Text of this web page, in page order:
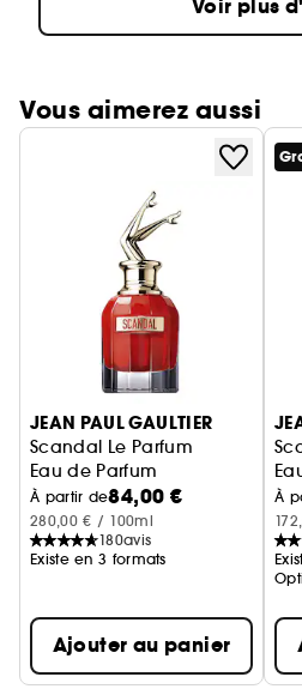
Voir plus
Vous aimerez aussi
Ignorer le carrousel produits
JEAN PAUL GAULTIER
Scandal Le Parfum
Eau de Parfum
À partir de84,00 €
280,00 € / 100ml
180avis
Existe en 3 formats
Ajouter au panier
À